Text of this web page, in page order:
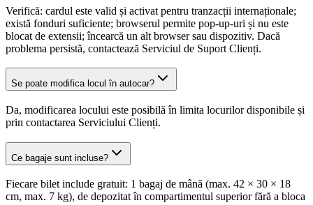
Verifică: cardul este valid și activat pentru tranzacții internaționale;
există fonduri suficiente; browserul permite pop-up-uri și nu este
blocat de extensii; încearcă un alt browser sau dispozitiv. Dacă
problema persistă, contactează Serviciul de Suport Clienți.
Se poate modifica locul în autocar?
Da, modificarea locului este posibilă în limita locurilor disponibile și
prin contactarea Serviciului Clienți.
Ce bagaje sunt incluse?
Fiecare bilet include gratuit: 1 bagaj de mână (max. 42 × 30 × 18
cm, max. 7 kg), de depozitat în compartimentul superior fără a bloca